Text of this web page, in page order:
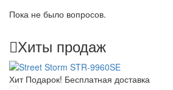
Пока не было вопросов.
Хиты продаж
Хит Подарок! Бесплатная доставка